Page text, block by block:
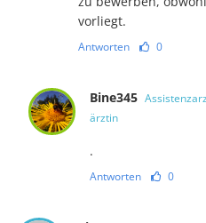
vorliegt.
Antworten 0
Bine345
ärztin
.
Antworten 0